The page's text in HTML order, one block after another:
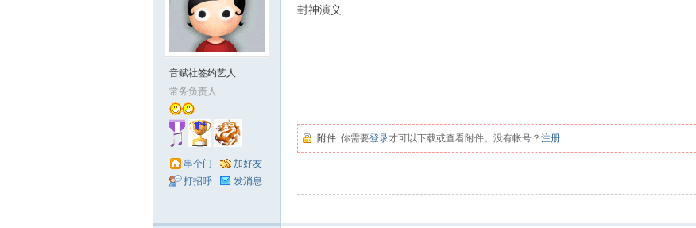
音赋社签约艺人
常务负责人
串个门
加好友
打招呼
发消息
封神演义
附件: 你需要登录才可以下载或查看附件。没有帐号？ 注册